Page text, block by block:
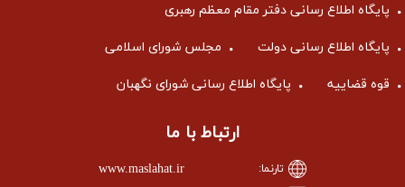
پایگاه اطلاع رسانی دفتر مقام معظم رهبری
پایگاه اطلاع رسانی دولت مجلس شورای اسلامی
قوه قضاییه پایگاه اطلاع رسانی شورای نگهبان
ارتباط با ما
تارنما: www.maslahat.ir